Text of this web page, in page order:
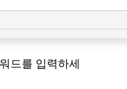
드를 입력하세